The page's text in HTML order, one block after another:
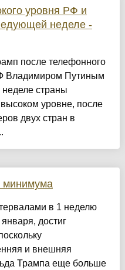
уровня РФ и
неделе -
после телефонного
Владимиром Путиным
страны
уровне, после
двух стран в
минимума
в 1 неделю
достиг
и внешняя
Трампа еще больше